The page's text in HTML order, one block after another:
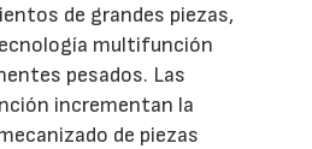
de grandes piezas,
multifunción
pesados. Las
incrementan la
de piezas